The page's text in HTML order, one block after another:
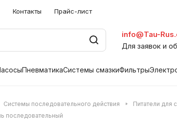
Контакты Прайс-лист
info@Tau-
Для заявок и
ПневматикаСистемы смазкиФильтры
Системы последовательного действия Питатели для